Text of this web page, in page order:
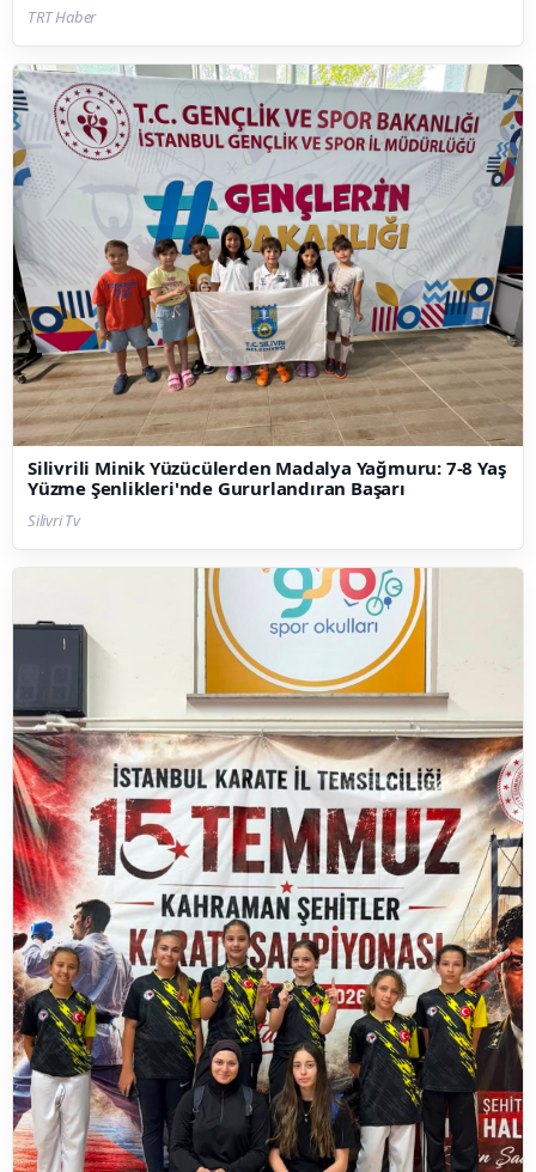
TRT Haber
Silivrili Minik Yüzücülerden Madalya Yağmuru: 7-8 Yaş
Yüzme Şenlikleri'nde Gururlandıran Başarı
Silivri Tv